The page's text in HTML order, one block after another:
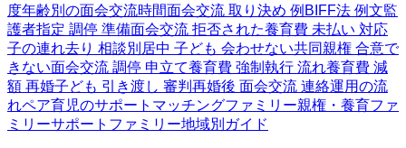
度年齢別の面会交流時間面会交流 取り決め 例 BIFF法 例文監
護者指定 調停 準備面会交流 拒否された養育費 未払い 対応
子の連れ去り 相談別居中 子ども 会わせない共同親権 合意で
きない面会交流 調停 申立て養育費 強制執行 流れ養育費 減
額 再婚子ども 引き渡し 審判 再婚後 面会交流 連絡運用の流
れペア育児のサポート マッチングファミリー親権・養育ファ
ミリーサポートファミリー地域別ガイド